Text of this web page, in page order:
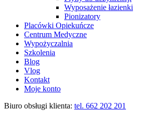
Wyposażenie łazienki
Pionizatory
Placówki Opiekuńcze
Centrum Medyczne
Wypożyczalnia
Szkolenia
Blog
Vlog
Kontakt
Moje konto
Biuro obsługi klienta: tel. 662 202 201